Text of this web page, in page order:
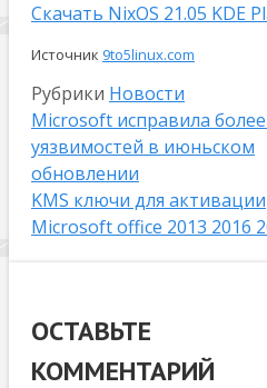
Скачать NixOS 21.05 KDE
Источник 9to5linux.com
Рубрики Новости
Microsoft исправила
уязвимостей в июньском
обновлении
KMS ключи для активации
Microsoft office 2013 2016
ОСТАВЬТЕ
КОММЕНТАРИЙ